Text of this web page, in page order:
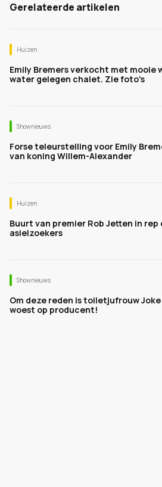
Gerelateerde artikelen
Huizen
Emily Bremers verkocht met mooie
water gelegen chalet. Zie foto's
Shownieuws
Forse teleurstelling voor Emily
van koning Willem-Alexander
Huizen
Buurt van premier Rob Jetten in
asielzoekers
Shownieuws
Om deze reden is toiletjufrouw Joke
woest op producent!